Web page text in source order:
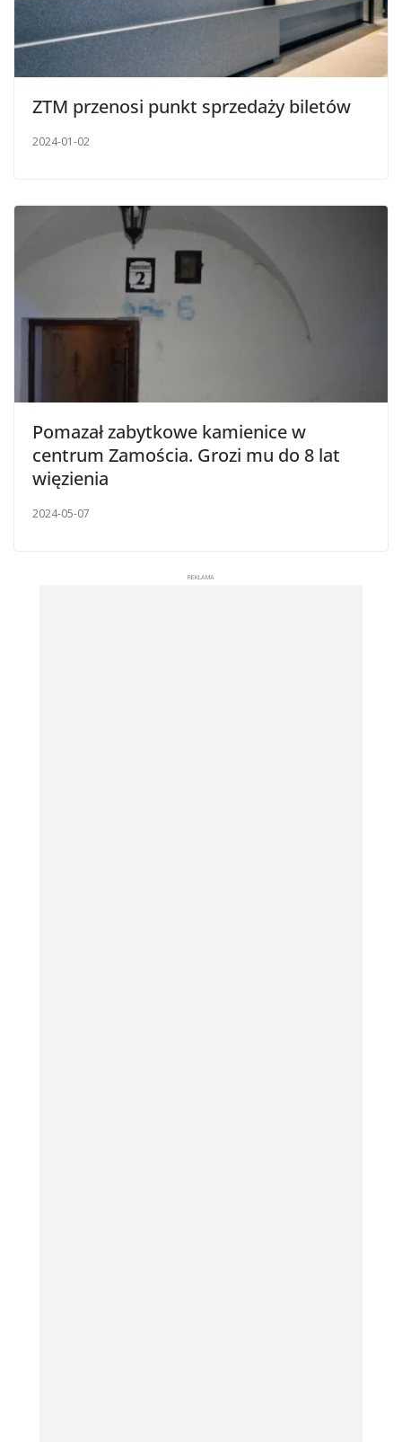
ZTM przenosi punkt sprzedaży biletów
2024-01-02
Pomazał zabytkowe kamienice w
centrum Zamościa. Grozi mu do 8 lat
więzienia
2024-05-07
REKLAMA